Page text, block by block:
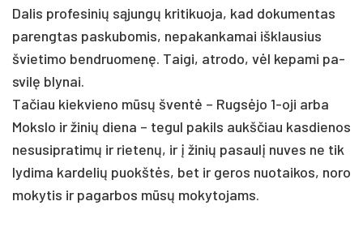
Da­lis pro­fe­si­nių sąjungų kri­ti­kuo­ja, kad do­ku­men­tas
pa­reng­tas pa­sku­bo­mis, ne­pa­kan­ka­mai išk­lau­sius
švie­ti­mo bend­ruo­menę. Tai­gi, at­ro­do, vėl ke­pa­mi pa­
svilę bly­nai.
Ta­čiau kiek­vie­no mūsų šventė – Rugsė­jo 1-oji ar­ba
Moks­lo ir ži­nių die­na – te­gul pa­kils aukš­čiau kas­die­nos
ne­su­sip­ra­timų ir rie­tenų, ir į ži­nių pa­saulį nu­ves ne tik
ly­di­ma kar­de­lių puokštės, bet ir ge­ros nuo­tai­kos, no­ro
mo­ky­tis ir pa­gar­bos mūsų mo­ky­to­jams.